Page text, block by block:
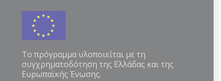
Το πρόγραμμα υλοποιείται με τη
συγχρηματοδότηση της Ελλάδας και της
Ευρωπαϊκής Ένωσης.